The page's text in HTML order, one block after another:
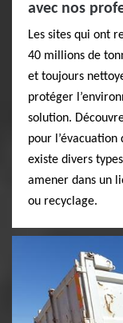
avec nos
Les sites qui ont
40 millions de
et toujours
protéger
solution.
pour l’évacuation
existe divers
amener dans un
ou recyclage.